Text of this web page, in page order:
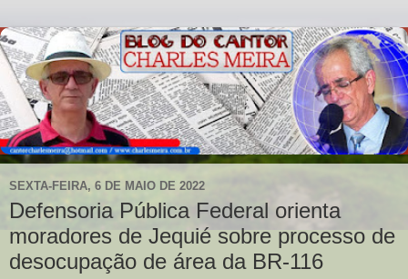
SEXTA-FEIRA, 6 DE MAIO DE 2022
Defensoria Pública Federal orienta
moradores de Jequié sobre processo de
desocupação de área da BR-116